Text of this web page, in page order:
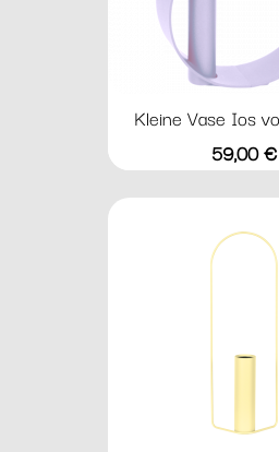
Kleine Vase Ios
Preis
59,00 €